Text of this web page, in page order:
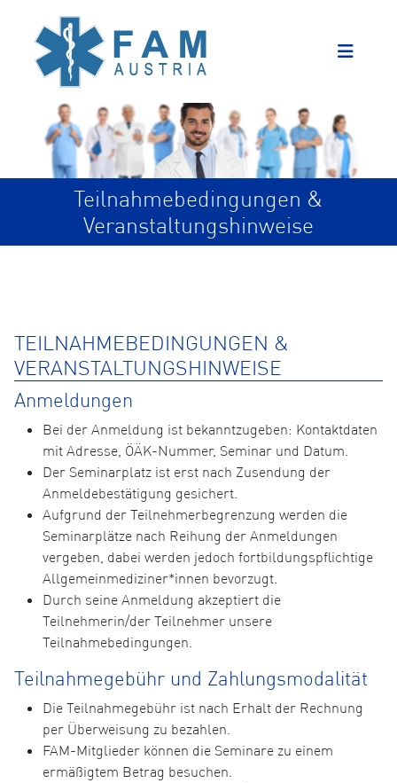
Teilnahmebedingungen &
Veranstaltungshinweise
TEILNAHMEBEDINGUNGEN &
VERANSTALTUNGSHINWEISE
Anmeldungen
Bei der Anmeldung ist bekanntzugeben: Kontaktdaten
mit Adresse, ÖÄK-Nummer, Seminar und Datum.
Der Seminarplatz ist erst nach Zusendung der
Anmeldebestätigung gesichert.
Aufgrund der Teilnehmerbegrenzung werden die
Seminarplätze nach Reihung der Anmeldungen
vergeben, dabei werden jedoch fortbildungspflichtige
Allgemeinmediziner*innen bevorzugt.
Durch seine Anmeldung akzeptiert die
Teilnehmerin/der Teilnehmer unsere
Teilnahmebedingungen.
Teilnahmegebühr und Zahlungsmodalität
Die Teilnahmegebühr ist nach Erhalt der Rechnung
per Überweisung zu bezahlen.
FAM-Mitglieder können die Seminare zu einem
ermäßigtem Betrag besuchen.